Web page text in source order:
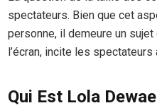
spectateurs. Bien que cet
personne, il demeure un
l’écran, incite les
Qui Est Lola